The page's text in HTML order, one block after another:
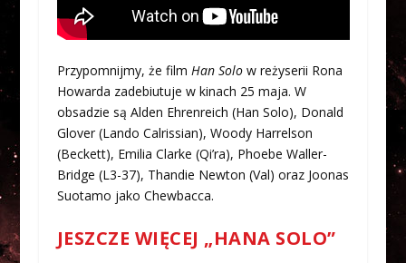
Przypomnijmy, że film Han Solow reżyserii Rona
Howarda zadebiutuje w kinach 25 maja. W
obsadzie są Alden Ehrenreich (Han Solo), Donald
Glover (Lando Calrissian), Woody Harrelson
(Beckett), Emilia Clarke (Qi’ra), Phoebe Waller-
Bridge (L3-37), Thandie Newton (Val) oraz Joonas
Suotamo jako Chewbacca.
JESZCZE WIĘCEJ „HANA SOLO”